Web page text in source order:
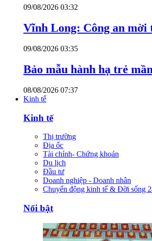
09/08/2026 03:32
Vĩnh Long: Công an mời
09/08/2026 03:35
Bảo mẫu hành hạ trẻ
08/08/2026 07:37
Kinh tế
Kinh tế
Thị trường
Địa ốc
Tài chính- Chứng khoán
Du lịch
Đầu tư
Doanh nghiệp - Doanh nhân
Chuyển động kinh tế & Đời sống
Nổi bật